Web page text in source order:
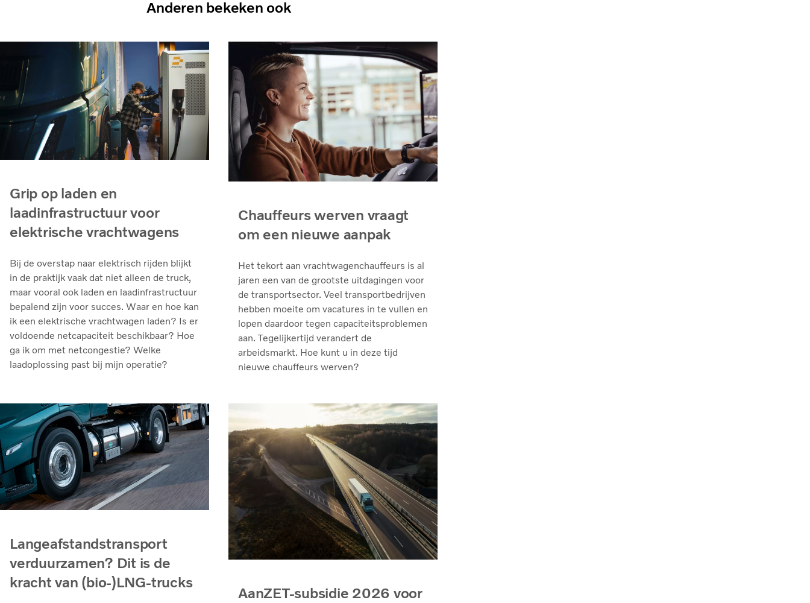
Anderen bekeken ook
Grip op laden en
laadinfrastructuur voor
elektrische vrachtwagens
Bij de overstap naar elektrisch rijden blijkt
in de praktijk vaak dat niet alleen de truck,
maar vooral ook laden en laadinfrastructuur
bepalend zijn voor succes. Waar en hoe kan
ik een elektrische vrachtwagen laden? Is er
voldoende netcapaciteit beschikbaar? Hoe
ga ik om met netcongestie? Welke
laadoplossing past bij mijn operatie?
Chauffeurs werven vraagt
om een nieuwe aanpak
Het tekort aan vrachtwagenchauffeurs is al
jaren een van de grootste uitdagingen voor
de transportsector. Veel transportbedrijven
hebben moeite om vacatures in te vullen en
lopen daardoor tegen capaciteitsproblemen
aan. Tegelijkertijd verandert de
arbeidsmarkt. Hoe kunt u in deze tijd
nieuwe chauffeurs werven?
Langeafstandstransport
verduurzamen? Dit is de
kracht van (bio-)LNG-trucks
AanZET-subsidie 2026 voor